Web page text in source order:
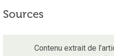
Sources
Contenu extrait de